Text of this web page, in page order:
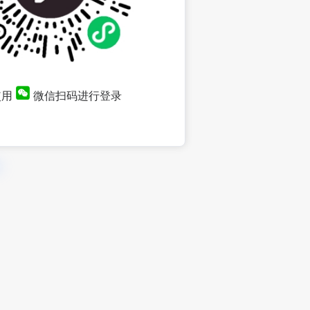
微信扫码进行登录